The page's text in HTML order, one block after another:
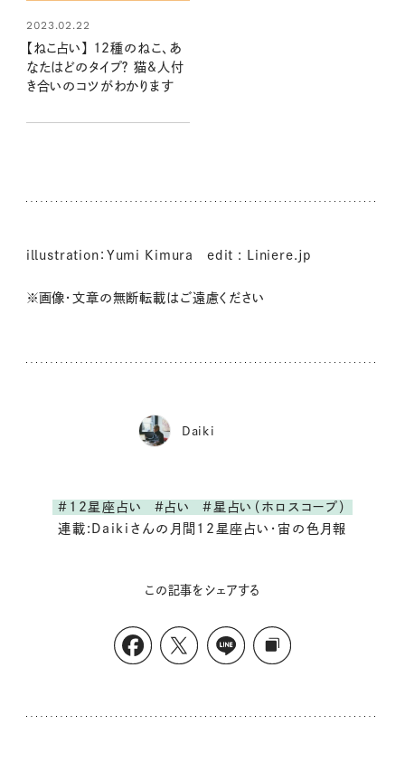
2023.02.22
【ねこ占い】 12種のねこ、あ
なたはどのタイプ？ 猫&人付
き合いのコツがわかります
illustration：Yumi Kimura edit : Liniere.jp
※画像・文章の無断転載はご遠慮ください
Daiki
#12星座占い #占い
#星占い（ホロスコープ）
連載:Daikiさんの月間12星座占い・宙の色月報
この記事をシェアする